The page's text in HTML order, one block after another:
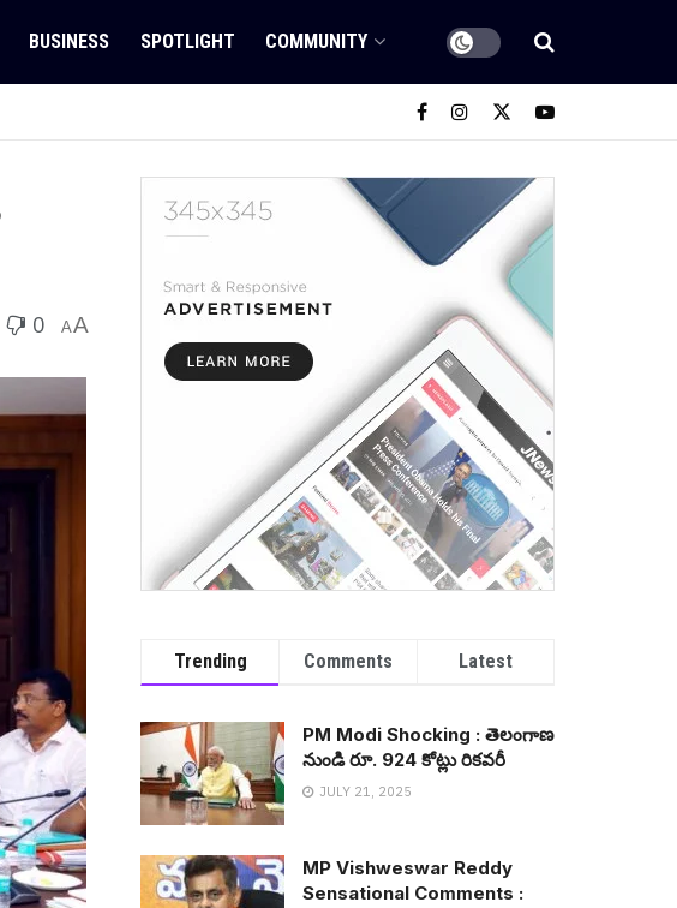
BUSINESS SPOTLIGHT COMMUNITY
0 AA
Trending Comments Latest
PM Modi Shocking : తెలంగాణ
నుండి రూ. 924 కోట్లు రిక‌వ‌రీ
JULY 21, 2025
MP Vishweswar Reddy
Sensational Comments :